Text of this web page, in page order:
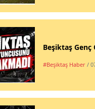
Beşiktaş Genç
#Beşiktaş Haber /